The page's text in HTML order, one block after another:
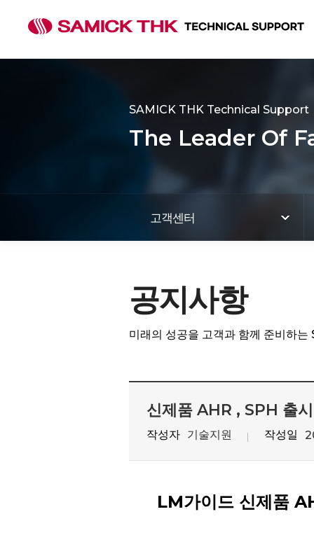
SAMICK THK Technical Support
The Leader Of
고객센터
공지사항
미래의 성공을 고객과 함께 준비하
신제품 AHR , SPH 출시
작성자 기술지원 작성일
LM가이드 신제품